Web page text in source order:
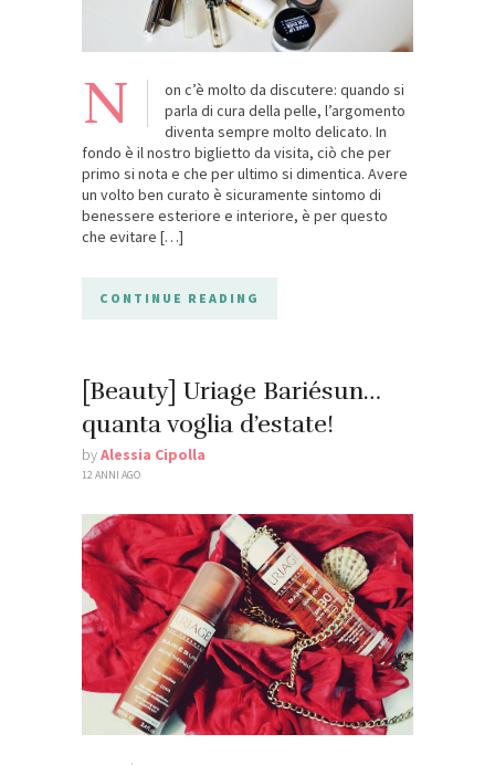
N
on c’è molto da discutere: quando si
parla di cura della pelle, l’argomento
diventa sempre molto delicato. In
fondo è il nostro biglietto da visita, ciò che per
primo si nota e che per ultimo si dimentica. Avere
un volto ben curato è sicuramente sintomo di
benessere esteriore e interiore, è per questo
che evitare […]
CONTINUE READING
[Beauty] Uriage Bariésun…
quanta voglia d’estate!
byAlessia Cipolla
12 ANNI AGO